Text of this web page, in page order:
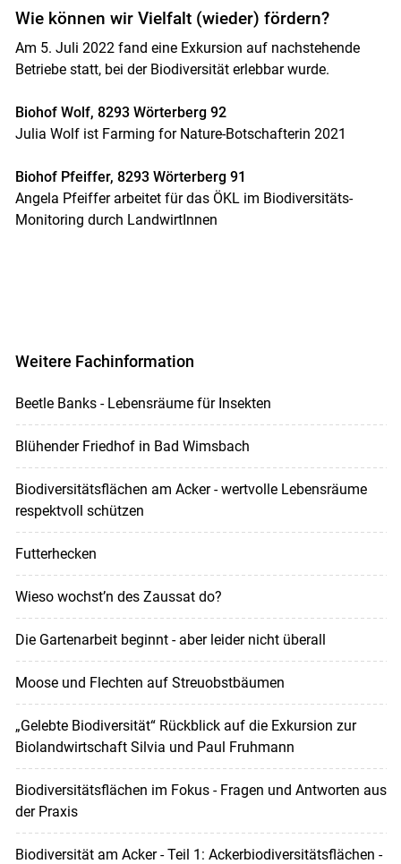
Wie können wir Vielfalt (wieder) fördern?
Am 5. Juli 2022 fand eine Exkursion auf nachstehende
Betriebe statt, bei der Biodiversität erlebbar wurde.
Biohof Wolf, 8293 Wörterberg 92
Julia Wolf ist Farming for Nature-Botschafterin 2021
Biohof Pfeiffer, 8293 Wörterberg 91
Angela Pfeiffer arbeitet für das ÖKL im Biodiversitäts-
Monitoring durch LandwirtInnen
Weitere Fachinformation
Beetle Banks - Lebensräume für Insekten
Blühender Friedhof in Bad Wimsbach
Biodiversitätsflächen am Acker - wertvolle Lebensräume
respektvoll schützen
Futterhecken
Wieso wochst’n des Zaussat do?
Die Gartenarbeit beginnt - aber leider nicht überall
Moose und Flechten auf Streuobstbäumen
„Gelebte Biodiversität“ Rückblick auf die Exkursion zur
Biolandwirtschaft Silvia und Paul Fruhmann
Biodiversitätsflächen im Fokus - Fragen und Antworten aus
der Praxis
Biodiversität am Acker - Teil 1: Ackerbiodiversitätsflächen -